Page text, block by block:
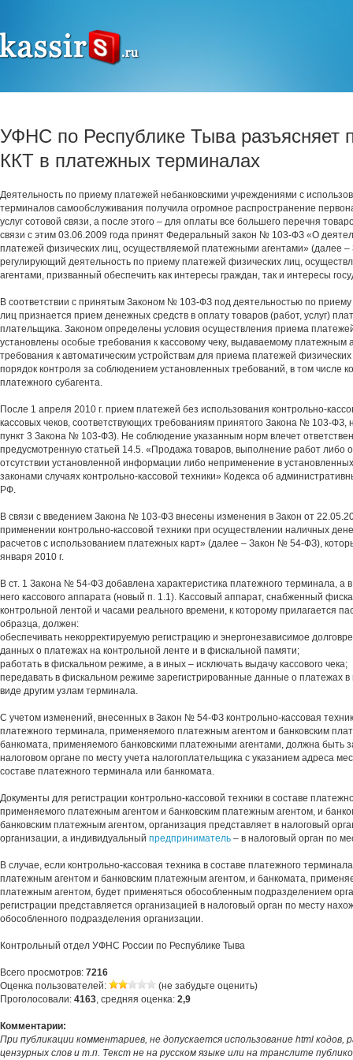
УФНС по Республике Тыва разъясняет
ККТ в платежных терминалах
Деятельность по приему платежей небанковскими учреждениями с
терминалов самообслуживания получила огромное распространение
услуг сотовой связи, а после этого – для оплаты все большего перечня
связи с этим 03.06.2009 года принят Федеральный закон № 103-ФЗ «О
платежей физических лиц, осуществляемой платежными агентами» (далее
регулирующий деятельность по приему платежей физических лиц,
агентами, призванный обеспечить как интересы граждан, так и интересы
В соответствии с принятым Законом № 103-ФЗ под деятельностью по
лиц признается прием денежных средств в оплату товаров (работ, услуг)
плательщика. Законом определены условия осуществления приема
установлены особые требования к кассовому чеку, выдаваемому платежным
требования к автоматическим устройствам для приема платежей
порядок контроля за соблюдением установленных требований, в том числе
платежного субагента.
После 1 апреля 2010 г. прием платежей без использования контрольно-
кассовых чеков, соответствующих требованиям принятого Закона № 103-ФЗ,
пункт 3 Закона № 103-ФЗ). Не соблюдение указанным норм влечет
предусмотренную статьей 14.5. «Продажа товаров, выполнение работ либо
отсутствии установленной информации либо неприменение в
законами случаях контрольно-кассовой техники» Кодекса об
РФ.
В связи с введением Закона № 103-ФЗ внесены изменения в Закон от
применении контрольно-кассовой техники при осуществлении наличных
расчетов с использованием платежных карт» (далее – Закон № 54-ФЗ),
января 2010 г.
В ст. 1 Закона № 54-ФЗ добавлена характеристика платежного терминала, а в
него кассового аппарата (новый п. 1.1). Кассовый аппарат, снабженный
контрольной лентой и часами реального времени, к которому прилагается
образца, должен:
обеспечивать некорректируемую регистрацию и энергонезависимое
данных о платежах на контрольной ленте и в фискальной памяти;
работать в фискальном режиме, а в иных – исключать выдачу кассового чека;
передавать в фискальном режиме зарегистрированные данные о платежах в
виде другим узлам терминала.
С учетом изменений, внесенных в Закон № 54-ФЗ контрольно-кассовая
платежного терминала, применяемого платежным агентом и банковским
банкомата, применяемого банковскими платежными агентами, должна быть
налоговом органе по месту учета налогоплательщика с указанием адреса
составе платежного терминала или банкомата.
Документы для регистрации контрольно-кассовой техники в составе
применяемого платежным агентом и банковским платежным агентом, и
банковским платежным агентом, организация представляет в налоговый
организации, а индивидуальный предприниматель – в налоговый орган по
В случае, если контрольно-кассовая техника в составе платежного
платежным агентом и банковским платежным агентом, и банкомата,
платежным агентом, будет применяться обособленным подразделением
регистрации представляется организацией в налоговый орган по месту
обособленного подразделения организации.
Контрольный отдел УФНС России по Республике Тыва
Всего просмотров: 7216
Оценка пользователей:
(не забудьте оценить)
Проголосовали: 4163, средняя оценка: 2,9
Комментарии:
При публикации комментариев, не допускается использование html кодов,
цензурных слов и т.п. Текст не на русском языке или на транслите